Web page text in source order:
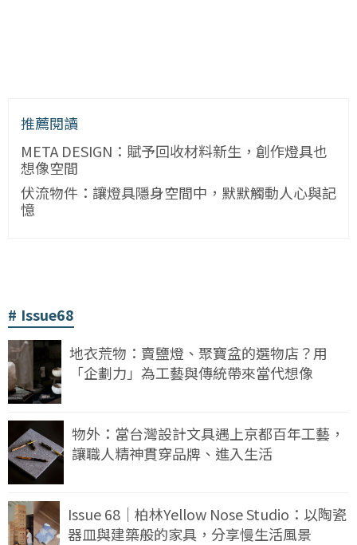
推薦閱讀
META DESIGN：賦予回收材料新生，創作燈具也
想像空間
伏流物件：讓燈具隱身空間中，默默觸動人心與記
憶
Issue68
地衣荒物：賣鹽燈、聚寶盆的選物店？用
「企劃力」為工藝與傳統帶來當代想像
物外：當台灣設計文具遇上京都百年工藝，
讓職人精神貫穿品牌、進入生活
Issue 68｜柏林Yellow Nose Studio：以陶瓷
器皿與建築般的家具，分享慢生活風景